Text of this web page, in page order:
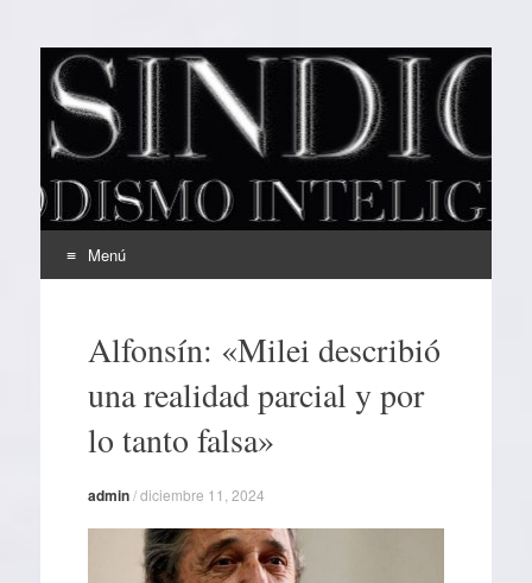
EL SINDICAL
Periodismo Inteligente
Menú
contenidoAlfonsín: «Milei describió
una realidad parcial y por
lo tanto falsa»
admin/diciembre 11, 2024